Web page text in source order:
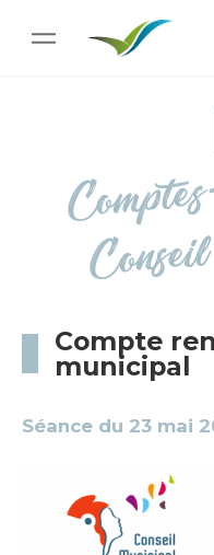
Compte
municipal
Séance du 23 mai